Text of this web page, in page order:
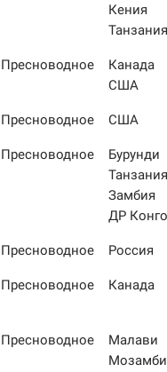
Кения
Танзания
Пресноводное
Канада
США
Пресноводное США
Пресноводное
Бурунди
Танзания
Замбия
ДР Конго
Пресноводное Россия
Пресноводное Канада
Пресноводное
Малави